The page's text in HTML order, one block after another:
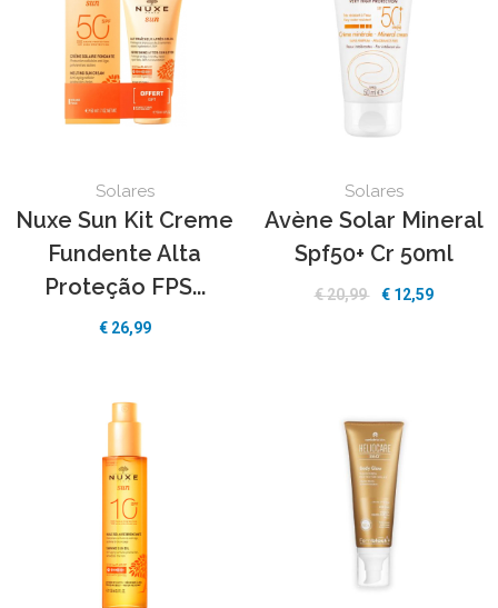
Solares
Nuxe Sun Kit Creme
Fundente Alta
Proteção FPS...
€ 26,99
Solares
Avène Solar Mineral
Spf50+ Cr 50ml
€20,99 € 12,59